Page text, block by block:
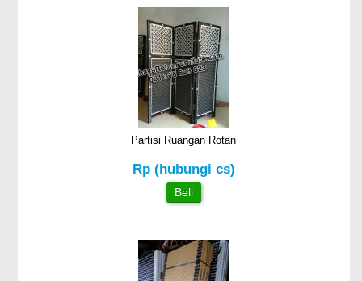
Partisi Ruangan Rotan
Rp (hubungi cs)
Beli